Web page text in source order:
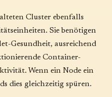
Cluster ebenfalls
Sie benötigen
Gesundheit, ausreichend
Container-
Wenn ein Node ein
dies gleichzeitig spüren.